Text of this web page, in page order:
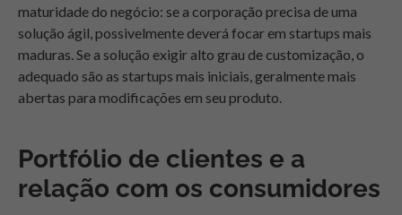
maturidade do negócio: se a corporação precisa de uma
solução ágil, possivelmente deverá focar em startups mais
maduras. Se a solução exigir alto grau de customização, o
adequado são as startups mais iniciais, geralmente mais
abertas para modificações em seu produto.
Portfólio de clientes e a
relação com os consumidores